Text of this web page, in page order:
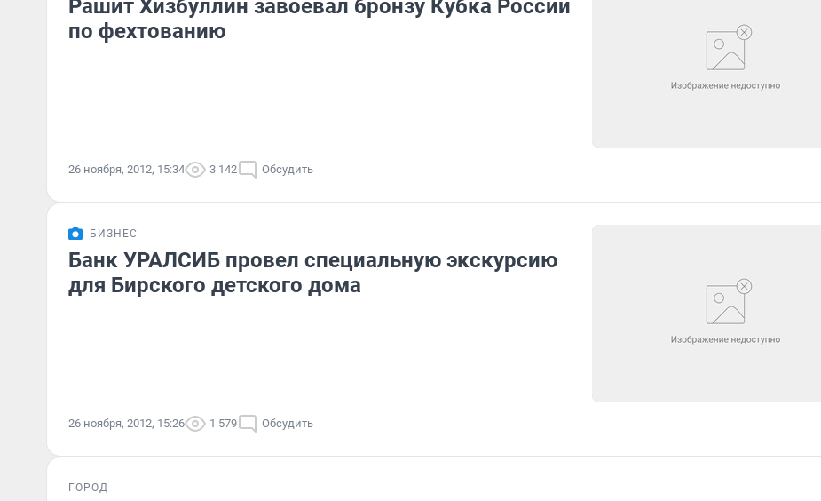
Рашит Хизбуллин завоевал бронзу Кубка России
по фехтованию
26 ноября, 2012, 15:34 3 142 Обсудить
БИЗНЕС
Банк УРАЛСИБ провел специальную экскурсию
для Бирского детского дома
26 ноября, 2012, 15:26 1 579 Обсудить
ГОРОД